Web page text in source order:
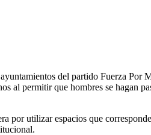
del partido Fuerza Por
al permitir que hombres se hagan
por utilizar espacios que